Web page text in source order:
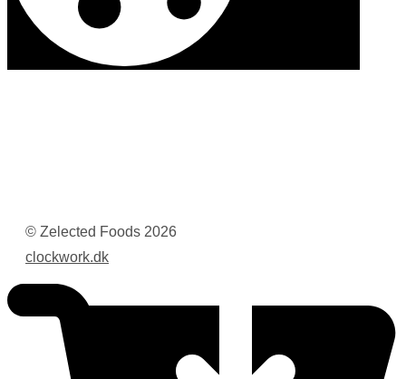
© Zelected Foods 2026
clockwork.dk